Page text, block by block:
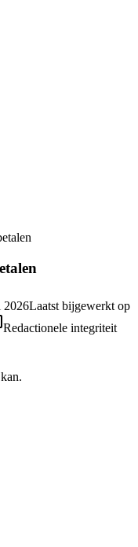
2026Laatst bijgewerkt op
Redactionele integriteit